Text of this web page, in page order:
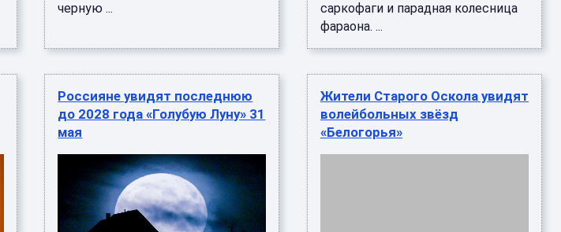
черную ...
саркофаги и парадная колесница
фараона. ...
Россияне увидят последнюю
до 2028 года «Голубую Луну» 31
мая
Жители Старого Оскола увидят
волейбольных звёзд
«Белогорья»